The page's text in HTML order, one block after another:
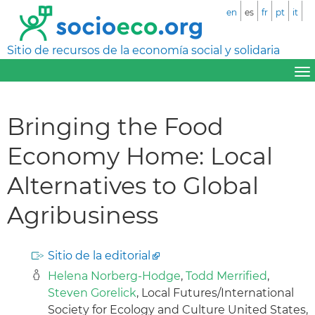
Sitio de recursos de la economía social y solidaria
en es fr pt it
Bringing the Food
Economy Home: Local
Alternatives to Global
Agribusiness
Sitio de la editorial
Helena Norberg-Hodge, Todd Merrified,
Steven Gorelick, Local Futures/International
Society for Ecology and Culture United States,